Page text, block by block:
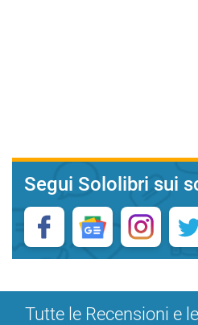
Segui Sololibri sui
Tutte le Recensioni e